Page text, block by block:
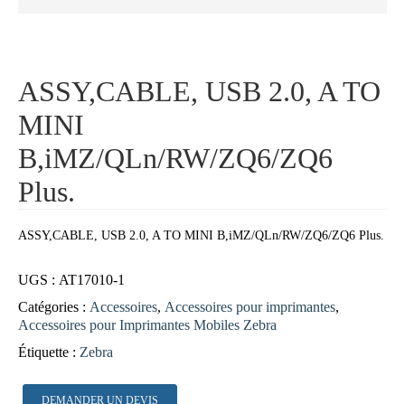
ASSY,CABLE, USB 2.0, A TO
MINI
B,iMZ/QLn/RW/ZQ6/ZQ6
Plus.
ASSY,CABLE, USB 2.0, A TO MINI B,iMZ/QLn/RW/ZQ6/ZQ6 Plus.
UGS : AT17010-1
Catégories : Accessoires, Accessoires pour imprimantes,
Accessoires pour Imprimantes Mobiles Zebra
Étiquette : Zebra
DEMANDER UN DEVIS